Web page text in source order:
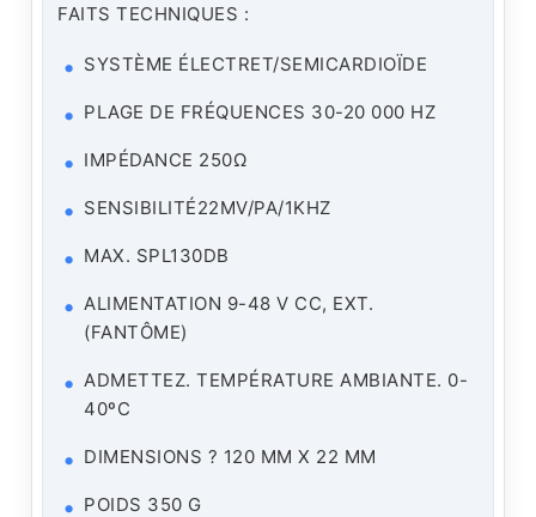
FAITS TECHNIQUES :
SYSTÈME ÉLECTRET/SEMICARDIOÏDE
PLAGE DE FRÉQUENCES 30-20 000 HZ
IMPÉDANCE 250Ω
SENSIBILITÉ22MV/PA/1KHZ
MAX. SPL130DB
ALIMENTATION 9-48 V CC, EXT.
(FANTÔME)
ADMETTEZ. TEMPÉRATURE AMBIANTE. 0-
40ºC
DIMENSIONS ? 120 MM X 22 MM
POIDS 350 G